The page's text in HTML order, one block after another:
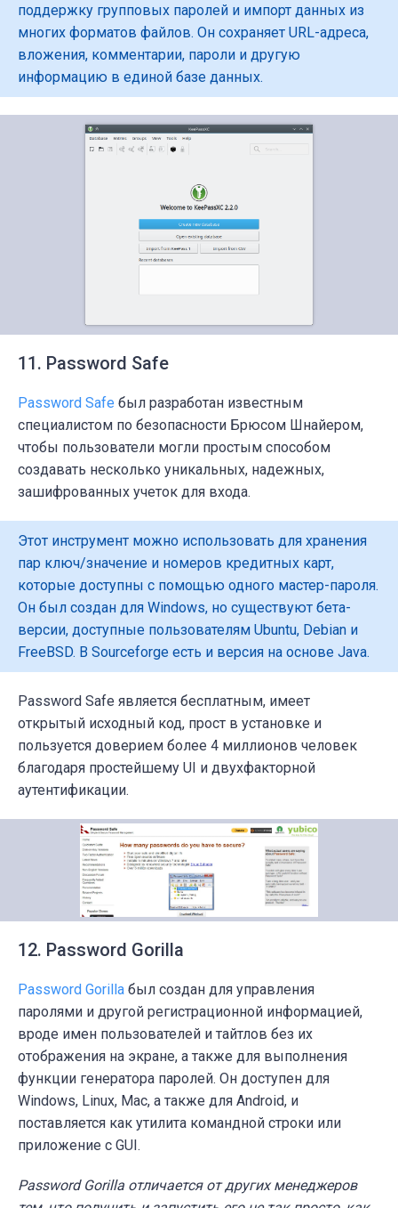
поддержку групповых паролей и импорт данных из
многих форматов файлов. Он сохраняет URL-адреса,
вложения, комментарии, пароли и другую
информацию в единой базе данных.
11. Password Safe
Password Safe был разработан известным
специалистом по безопасности Брюсом Шнайером,
чтобы пользователи могли простым способом
создавать несколько уникальных, надежных,
зашифрованных учеток для входа.
Этот инструмент можно использовать для хранения
пар ключ/значение и номеров кредитных карт,
которые доступны с помощью одного мастер-пароля.
Он был создан для Windows, но существуют бета-
версии, доступные пользователям Ubuntu, Debian и
FreeBSD. В Sourceforge есть и версия на основе Java.
Password Safe является бесплатным, имеет
открытый исходный код, прост в установке и
пользуется доверием более 4 миллионов человек
благодаря простейшему UI и двухфакторной
аутентификации.
12. Password Gorilla
Password Gorilla был создан для управления
паролями и другой регистрационной информацией,
вроде имен пользователей и тайтлов без их
отображения на экране, а также для выполнения
функции генератора паролей. Он доступен для
Windows, Linux, Mac, а также для Android, и
поставляется как утилита командной строки или
приложение с GUI.
Password Gorilla отличается от других менеджеров